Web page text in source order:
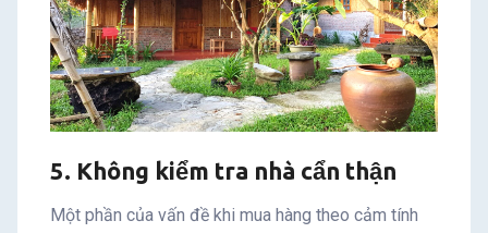
5. Không kiểm tra nhà cẩn thận
Một phần của vấn đề khi mua hàng theo cảm tính